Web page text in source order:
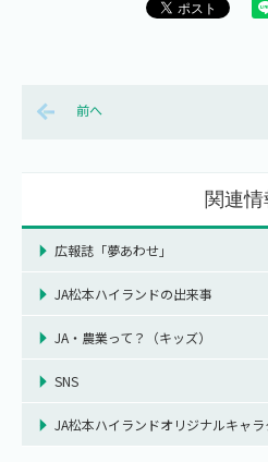
前へ
関連情
広報誌「夢あわせ」
JA松本ハイランドの出来事
JA・農業って？（キッズ）
SNS
JA松本ハイランドオリジナルキャ